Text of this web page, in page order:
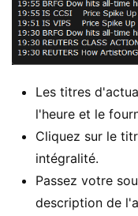
Les titres
l'heure et le
Cliquez sur le
intégralité.
Passez votre
description de